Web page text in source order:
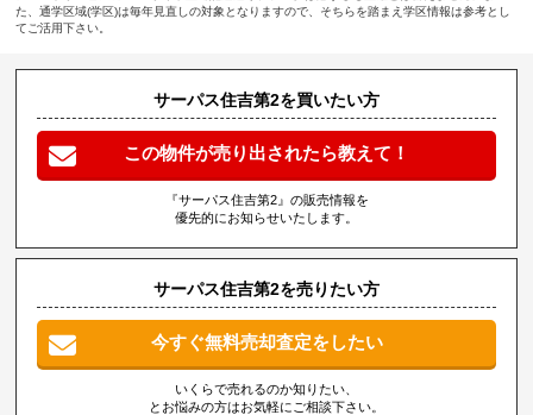
た、通学区域(学区)は毎年見直しの対象となりますので、そちらを踏まえ学区情報は参考とし
てご活用下さい。
サーパス住吉第2を買いたい方
この物件が売り出されたら教えて！
『サーパス住吉第2』の販売情報を
優先的にお知らせいたします。
サーパス住吉第2を売りたい方
今すぐ無料売却査定をしたい
いくらで売れるのか知りたい、
とお悩みの方はお気軽にご相談下さい。